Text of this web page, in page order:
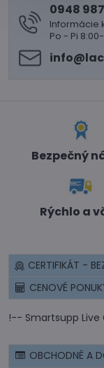
0948
Informácie
Po - Pi
Bezpečný
Rýchlo a
CERTIFIKÁT -
CENOVÉ
!-- Smartsupp
OBCHODNÉ A